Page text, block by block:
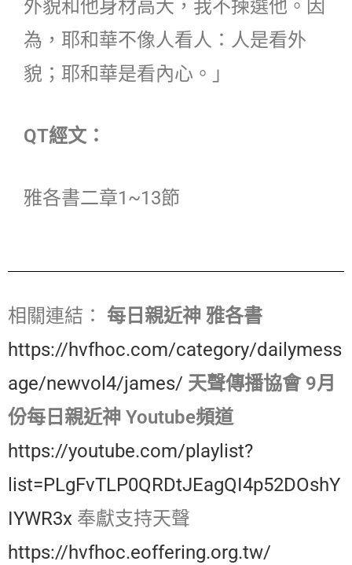
外貌和他身材高大，我不揀選他。因
為，耶和華不像人看人：人是看外
貌；耶和華是看內心。」
QT經文：
雅各書二章1~13節
相關連結： 每日親近神 雅各書
https://hvfhoc.com/category/dailymess
age/newvol4/james/ 天聲傳播協會 9月
份每日親近神 Youtube頻道
https://youtube.com/playlist?
list=PLgFvTLP0QRDtJEagQI4p52DOshY
IYWR3x 奉獻支持天聲
https://hvfhoc.eoffering.org.tw/